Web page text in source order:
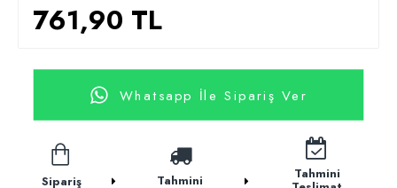
761,90 TL
Whatsapp İle Sipariş Ver
Sipariş Tahmini Tahmini